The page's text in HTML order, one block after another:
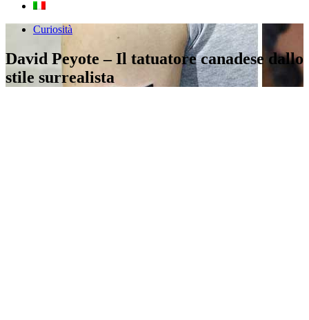
Curiosità
David Peyote – Il tatuatore canadese dallo
stile surrealista